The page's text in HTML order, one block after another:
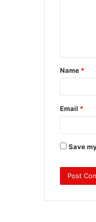
t
*
Name *
Email *
Save